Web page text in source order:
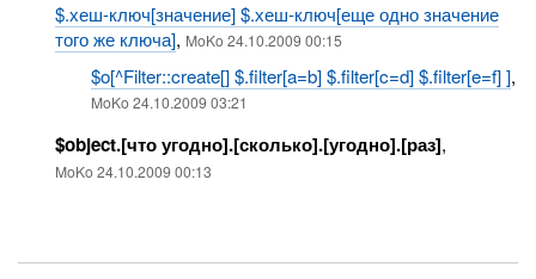
$.хеш-ключ[значение] $.хеш-ключ[еще одно значение
того же ключа], MoKo 24.10.2009 00:15
$o[^Filter::create[] $.filter[a=b] $.filter[c=d] $.filter[e=f] ],
MoKo 24.10.2009 03:21
$object.[что угодно].[сколько].[угодно].[раз],
MoKo 24.10.2009 00:13